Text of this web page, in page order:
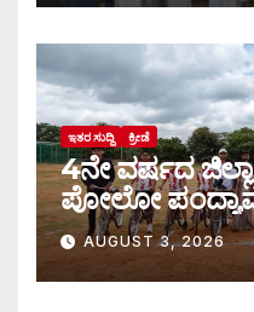
ಇತರ ಸುದ್ದಿ ಕ್ರೀಡೆ
4ನೇ ವರ್ಷದ
ಪೋಲೋ
AUGUST 3, 2026